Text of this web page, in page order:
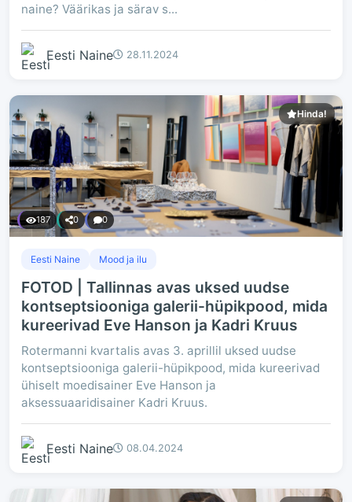
naine? Väärikas ja särav s...
Eesti Naine 28.11.2024
Hinda!
187 0 0
Eesti Naine Mood ja ilu
FOTOD | Tallinnas avas uksed uudse
kontseptsiooniga galerii-hüpikpood, mida
kureerivad Eve Hanson ja Kadri Kruus
Rotermanni kvartalis avas 3. aprillil uksed uudse
kontseptsiooniga galerii-hüpikpood, mida kureerivad
ühiselt moedisainer Eve Hanson ja
aksessuaaridisainer Kadri Kruus.
Eesti Naine 08.04.2024